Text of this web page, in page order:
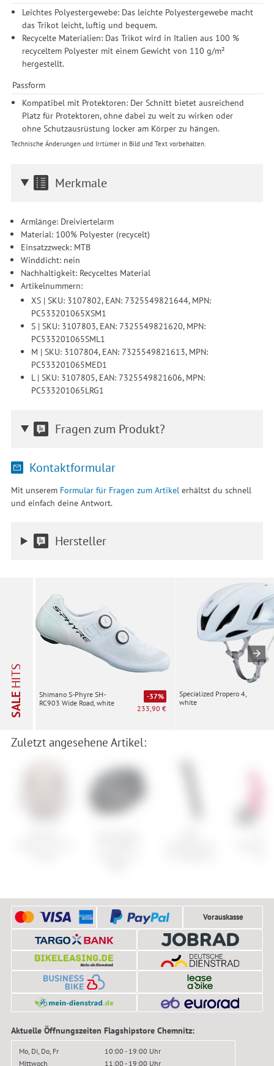
Leichtes Polyestergewebe: Das leichte Polyestergewebe macht
das Trikot leicht, luftig und bequem.
Recycelte Materialien: Das Trikot wird in Italien aus 100 %
recyceltem Polyester mit einem Gewicht von 110 g/m²
hergestellt.
Passform
Kompatibel mit Protektoren: Der Schnitt bietet ausreichend
Platz für Protektoren, ohne dabei zu weit zu wirken oder
ohne Schutzausrüstung locker am Körper zu hängen.
Technische Änderungen und Irrtümer in Bild und Text vorbehalten.
Merkmale
Armlänge: Dreiviertelarm
Material: 100% Polyester (recycelt)
Einsatzzweck: MTB
Winddicht: nein
Nachhaltigkeit: Recyceltes Material
Artikelnummern:
XS | SKU: 3107802, EAN: 7325549821644, MPN:
PC533201065XSM1
S | SKU: 3107803, EAN: 7325549821620, MPN:
PC533201065SML1
M | SKU: 3107804, EAN: 7325549821613, MPN:
PC533201065MED1
L | SKU: 3107805, EAN: 7325549821606, MPN:
PC533201065LRG1
Fragen zum Produkt?
Kontaktformular
Mit unserem Formular für Fragen zum Artikel erhältst du schnell
und einfach deine Antwort.
Hersteller
SALE
HITS
Shimano S-Phyre SH-
RC903 Wide Road, white
-37%
233,90 €
Specialized Propero 4,
white
Zuletzt angesehene Artikel:
Vorauskasse
Aktuelle Öffnungszeiten Flagshipstore Chemnitz:
Mo, Di, Do, Fr
10:00 - 19:00 Uhr
Mittwoch
11:00 - 19:00 Uhr